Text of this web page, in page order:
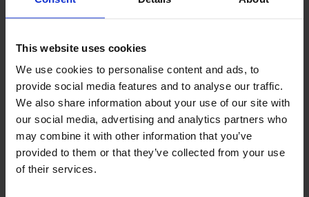
This website uses cookies
We use cookies to personalise content and ads, to
provide social media features and to analyse our traffic.
We also share information about your use of our site with
our social media, advertising and analytics partners who
may combine it with other information that you’ve
provided to them or that they’ve collected from your use
of their services.
Folgende Beiträge könnten Sie
Alle Beiträge anzeigen
7. September 2021
Nomentia erwirbt TIPCO